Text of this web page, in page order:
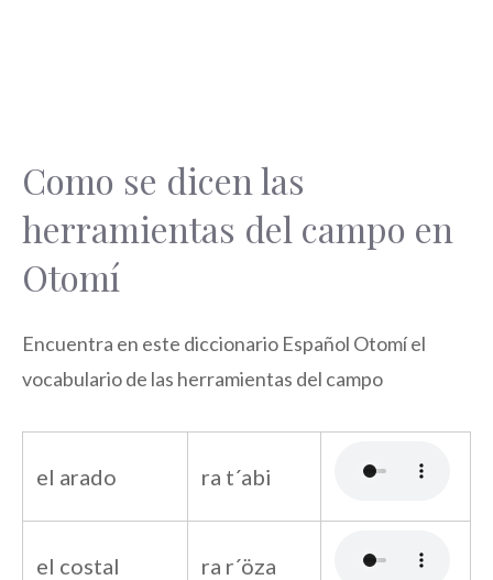
Como se dicen las
herramientas del campo en
Otomí
Encuentra en este diccionario Español Otomí el
vocabulario de las herramientas del campo
el arado ra t´abi
el costal ra r´öza